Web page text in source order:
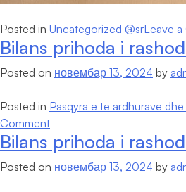
Posted in Uncategorized @srLeave
Bilans prihoda i
Posted on новембар 13, 2024 by
Posted in Pasqyra e te ardhurave
Commenton
Bilans
prihoda
i
Bilans prihoda i
Posted on новембар 13, 2024 by